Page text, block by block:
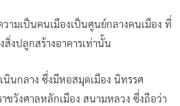
ามเป็นคนเมืองเป็นศูนย์กลางคนเมือง ที่
งปลูกสร้างอาคารเท่านั้น
นกลาง ซึ่งมีหอสมุดเมือง นิทรรศ
ชวังศาลหลักเมือง สนามหลวง ซึ่งถือว่า